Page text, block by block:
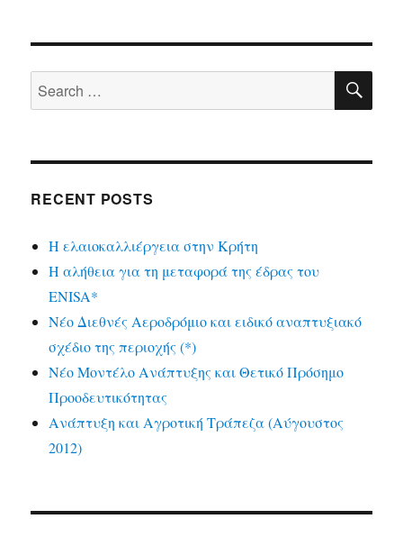
Search
for:
RECENT POSTS
Η ελαιοκαλλιέργεια στην Κρήτη
Η αλήθεια για τη μεταφορά της έδρας του
ENISA*
Νέο Διεθνές Αεροδρόμιο και ειδικό αναπτυξιακό
σχέδιο της περιοχής (*)
Νέο Μοντέλο Ανάπτυξης και Θετικό Πρόσημο
Προοδευτικότητας
Ανάπτυξη και Αγροτική Τράπεζα (Αύγουστος
2012)